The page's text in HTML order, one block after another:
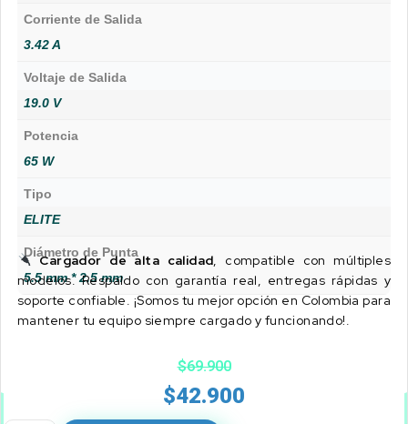
Corriente de Salida
3.42 A
Voltaje de Salida
19.0 V
Potencia
65 W
Tipo
ELITE
Diámetro de Punta
5.5 mm * 2.5 mm
Cargador de alta calidad, compatible con múltiples
modelos. Respaldo con garantía real, entregas rápidas y
soporte confiable. ¡Somos tu mejor opción en Colombia para
mantener tu equipo siempre cargado y funcionando!.
$69.900
$42.900